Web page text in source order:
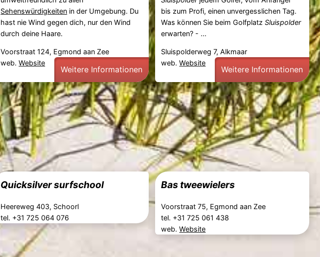
Sehenswürdigkeiten in der Umgebung. Du
hast nie Wind gegen dich, nur den Wind
durch deine Haare.
Voorstraat 124, Egmond aan Zee
web.Website
Weitere Informationen
bis zum Profi, einen unvergesslichen Tag.
Was können Sie beim GolfplatzSluispolder
erwarten? - ...
Sluispolderweg 7, Alkmaar
web.Website
Weitere Informationen
Quicksilver surfschool
Heereweg 403, Schoorl
tel. +31 725 064 076
Bas tweewielers
Voorstraat 75, Egmond aan Zee
tel. +31 725 061 438
web.Website